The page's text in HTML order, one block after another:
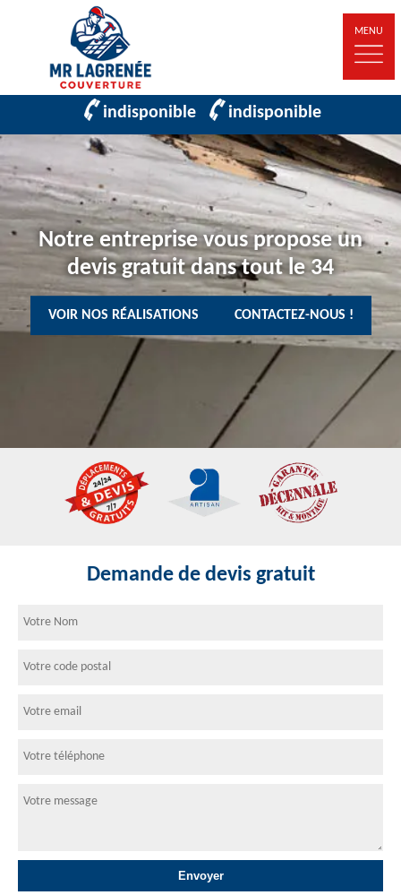
MENU
indisponible indisponible
Notre entreprise vous propose un
devis gratuit dans tout le 34
VOIR NOS RÉALISATIONS CONTACTEZ-NOUS !
Demande de devis gratuit